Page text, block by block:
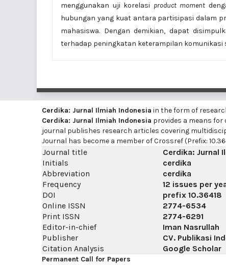
menggunakan uji korelasi product moment
hubungan yang kuat antara partisipasi dalam
mahasiswa. Dengan demikian, dapat
terhadap peningkatan keterampilan komunikasi
Cerdika: Jurnal Ilmiah Indonesia in the form of
Cerdika: Jurnal Ilmiah Indonesia provides a means
journal publishes research articles covering
Journal has become a member of Crossref (Prefix:
Journal title
Cerdika: Jurnal
Initials
cerdika
Abbreviation
cerdika
Frequency
12 issues per
DOI
prefix 10.36418
Online ISSN
2774-6534
Print ISSN
2774-6291
Editor-in-chief
Iman Nasrullah
Publisher
CV. Publikasi
Citation Analysis
Google Scholar
Permanent Call for Papers